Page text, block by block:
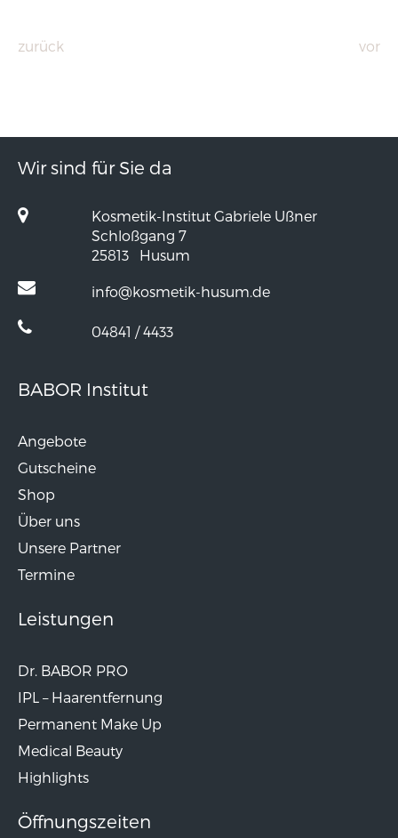
zurück vor
Wir sind für Sie da
Kosmetik-Institut Gabriele Ußner
Schloßgang 7
25813
Husum
info@kosmetik-husum.de
04841 / 4433
BABOR Institut
Angebote
Gutscheine
Shop
Über uns
Unsere Partner
Termine
Leistungen
Dr. BABOR PRO
IPL – Haarentfernung
Permanent Make Up
Medical Beauty
Highlights
Öffnungszeiten